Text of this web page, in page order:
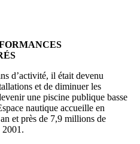
d’activité, il était devenu
et de diminuer les
une piscine publique basse
nautique accueille en
et près de 7,9 millions de
2001.